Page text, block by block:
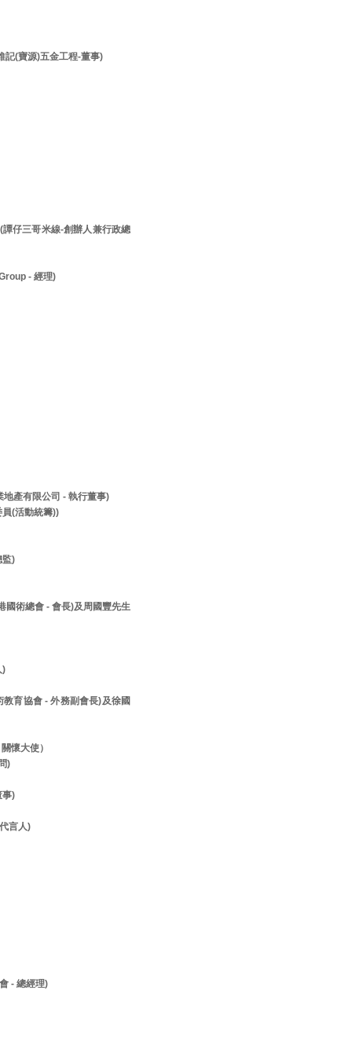
記(寶源)五金工程-董事)
仔三哥米線-創辦人兼行政總
- 經理)
產有限公司 - 執行董事)
(活動統籌))
監)
國術總會 - 會長)及周國豐先生
)
育協會 - 外務副會長)及徐國
懷大使）
)
事)
言人)
- 總經理)